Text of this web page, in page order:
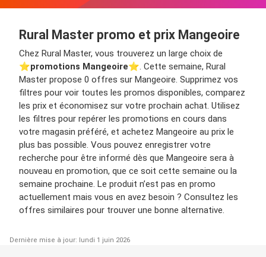
Rural Master promo et prix Mangeoire
Chez Rural Master, vous trouverez un large choix de
⭐️promotions Mangeoire⭐️. Cette semaine, Rural
Master propose 0 offres sur Mangeoire. Supprimez vos
filtres pour voir toutes les promos disponibles, comparez
les prix et économisez sur votre prochain achat. Utilisez
les filtres pour repérer les promotions en cours dans
votre magasin préféré, et achetez Mangeoire au prix le
plus bas possible. Vous pouvez enregistrer votre
recherche pour être informé dès que Mangeoire sera à
nouveau en promotion, que ce soit cette semaine ou la
semaine prochaine. Le produit n’est pas en promo
actuellement mais vous en avez besoin ? Consultez les
offres similaires pour trouver une bonne alternative.
Dernière mise à jour: lundi 1 juin 2026